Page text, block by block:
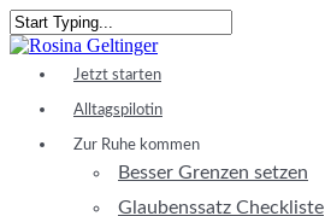
Skip
to
content
Close
Jetzt starten
Alltagspilotin
Zur Ruhe kommen
Besser Grenzen setzen
Glaubenssatz Checkliste